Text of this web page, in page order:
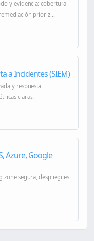
y evidencia: cobertura
prioriz...
a Incidentes (SIEM)
y respuesta
claras.
Azure, Google
zone segura, despliegues